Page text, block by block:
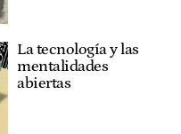
La tecnología y las
mentalidades
abiertas